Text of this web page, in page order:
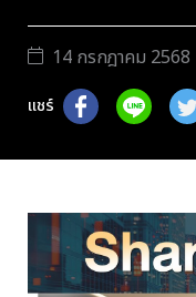
14 กรกฎาคม 2568
แชร์